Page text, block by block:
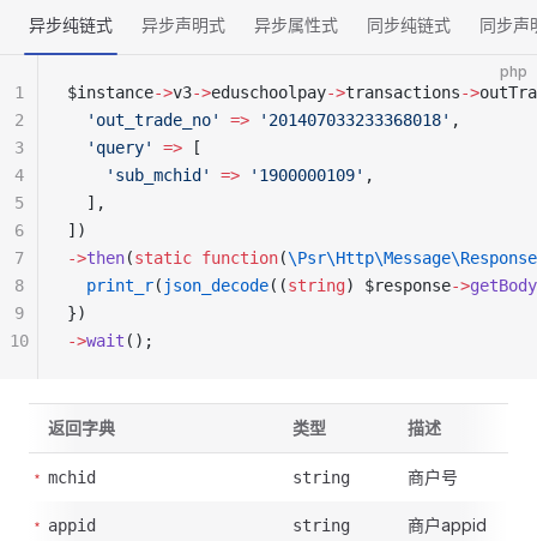
异步纯链式 异步声明式 异步属性式 同步纯链式 同步声
php
$instance->v3->eduschoolpay->transactions->
  'out_trade_no'
=> '201407033233368018' ,
  'query'
=> [
    'sub_mchid'
=> '1900000109' ,
  ],
])
->then(static function(
  print_r
( json_decode((string) $response->getBody
})
->wait ();
1
2
3
4
5
6
7
8
9
10
返回字典 类型 描述
mchid string 商户号
appid string 商户appid